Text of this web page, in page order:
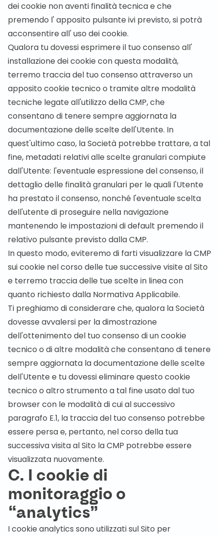
dei cookie non aventi finalità tecnica e che
premendo l' apposito pulsante ivi previsto, si potrà
acconsentire all' uso dei cookie.
Qualora tu dovessi esprimere il tuo consenso all'
installazione dei cookie con questa modalità,
terremo traccia del tuo consenso attraverso un
apposito cookie tecnico o tramite altre modalità
tecniche legate all'utilizzo della CMP, che
consentano di tenere sempre aggiornata la
documentazione delle scelte dell'Utente. In
quest'ultimo caso, la Società potrebbe trattare, a tal
fine, metadati relativi alle scelte granulari compiute
dall'Utente: l'eventuale espressione del consenso, il
dettaglio delle finalità granulari per le quali l'Utente
ha prestato il consenso, nonché l'eventuale scelta
dell'utente di proseguire nella navigazione
mantenendo le impostazioni di default premendo il
relativo pulsante previsto dalla CMP.
In questo modo, eviteremo di farti visualizzare la CMP
sui cookie nel corso delle tue successive visite al Sito
e terremo traccia delle tue scelte in linea con
quanto richiesto dalla Normativa Applicabile.
Ti preghiamo di considerare che, qualora la Società
dovesse avvalersi per la dimostrazione
dell'ottenimento del tuo consenso di un cookie
tecnico o di altre modalità che consentano di tenere
sempre aggiornata la documentazione delle scelte
dell'Utente e tu dovessi eliminare questo cookie
tecnico o altro strumento a tal fine usato dal tuo
browser con le modalità di cui al successivo
paragrafo E.1, la traccia del tuo consenso potrebbe
essere persa e, pertanto, nel corso della tua
successiva visita al Sito la CMP potrebbe essere
visualizzata nuovamente.
C. I cookie di
monitoraggio o
“analytics”
I cookie analytics sono utilizzati sul Sito per